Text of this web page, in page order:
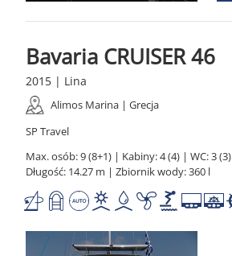
Bavaria CRUISER 46
2015 | Lina
Alimos Marina | Grecja
SP Travel
Max. osób: 9 (8+1) | Kabiny: 4 (4) | WC: 3 (3)
Długość: 14.27 m | Zbiornik wody: 360 l